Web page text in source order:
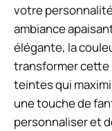
votre
ambiance
élégante, la
transformer cette
teintes qui
une touche de
personnaliser et